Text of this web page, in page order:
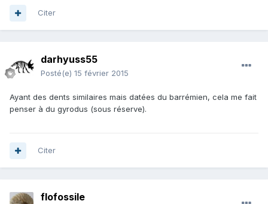
Citer
darhyuss55
Posté(e) 15 février 2015
Ayant des dents similaires mais datées du barrémien, cela me fait
penser à du gyrodus (sous réserve).
Citer
flofossile